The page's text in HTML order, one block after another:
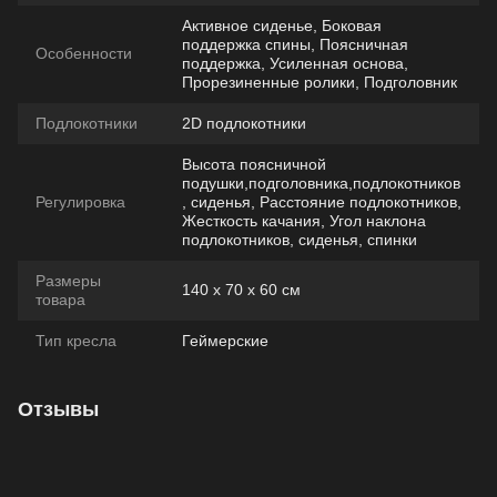
Особенности
Активное сиденье, Боковая
поддержка спины, Поясничная
поддержка, Усиленная основа,
Прорезиненные ролики, Подголовник
Подлокотники 2D подлокотники
Регулировка
Высота поясничной
подушки,подголовника,подлокотников
, сиденья, Расстояние подлокотников,
Жесткость качания, Угол наклона
подлокотников, сиденья, спинки
Размеры
товара
140 х 70 х 60 см
Тип кресла Геймерские
Отзывы